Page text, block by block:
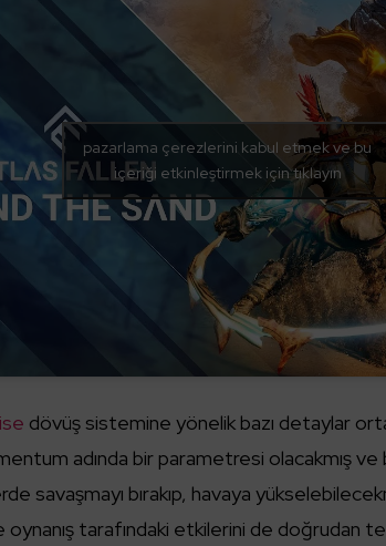
pazarlama çerezlerini kabul etmek ve bu
içeriği etkinleştirmek için tıklayın
dövüş sistemine yönelik bazı detaylar
adında bir parametresi olacakmış
savaşmayı bırakıp, havaya
oynanış tarafındaki etkilerini de doğrudan